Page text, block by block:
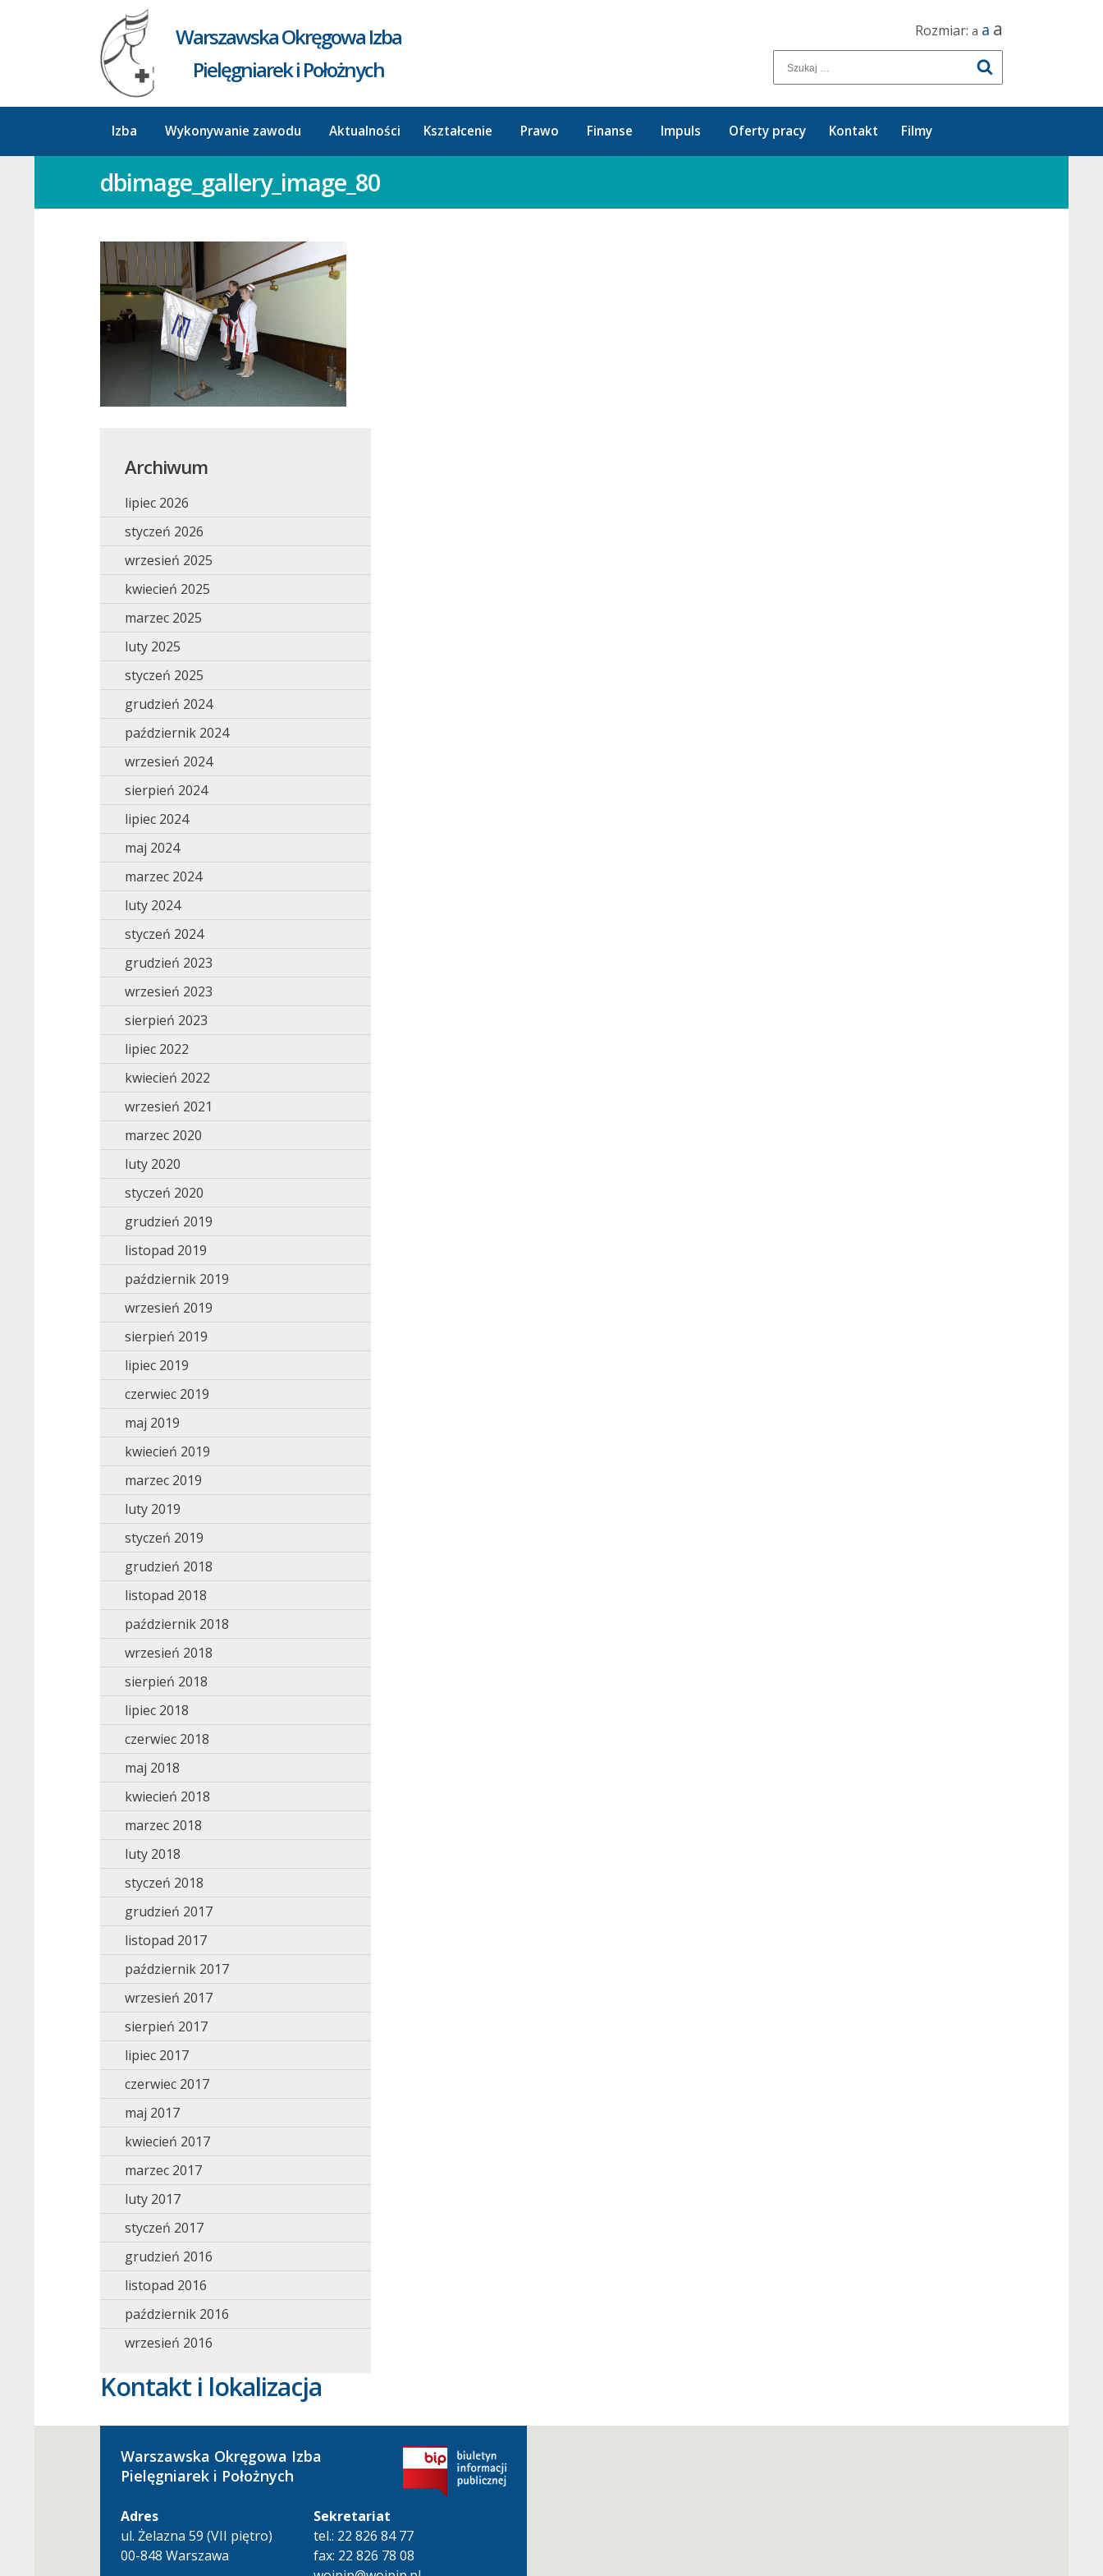
Warszawska Okręgowa Izba
Pielęgniarek i Położnych
Rozmiar: a a a
Izba Wykonywanie zawodu Aktualności Kształcenie Prawo Finanse Impuls Oferty pracy Kontakt Filmy
dbimage_gallery_image_80
Archiwum
lipiec 2026
styczeń 2026
wrzesień 2025
kwiecień 2025
marzec 2025
luty 2025
styczeń 2025
grudzień 2024
październik 2024
wrzesień 2024
sierpień 2024
lipiec 2024
maj 2024
marzec 2024
luty 2024
styczeń 2024
grudzień 2023
wrzesień 2023
sierpień 2023
lipiec 2022
kwiecień 2022
wrzesień 2021
marzec 2020
luty 2020
styczeń 2020
grudzień 2019
listopad 2019
październik 2019
wrzesień 2019
sierpień 2019
lipiec 2019
czerwiec 2019
maj 2019
kwiecień 2019
marzec 2019
luty 2019
styczeń 2019
grudzień 2018
listopad 2018
październik 2018
wrzesień 2018
sierpień 2018
lipiec 2018
czerwiec 2018
maj 2018
kwiecień 2018
marzec 2018
luty 2018
styczeń 2018
grudzień 2017
listopad 2017
październik 2017
wrzesień 2017
sierpień 2017
lipiec 2017
czerwiec 2017
maj 2017
kwiecień 2017
marzec 2017
luty 2017
styczeń 2017
grudzień 2016
listopad 2016
październik 2016
wrzesień 2016
Kontakt i lokalizacja
Warszawska Okręgowa Izba
Pielęgniarek i Położnych
Adres
ul. Żelazna 59 (VII piętro)
00-848 Warszawa
Sekretariat
tel.: 22 826 84 77
fax: 22 826 78 08